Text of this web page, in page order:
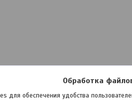
Обработка
для обеспечения удобства